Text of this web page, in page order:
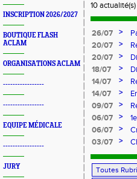
INSCRIPTION 2026/2027
BOUTIQUE FLASH
ACLAM
ORGANISATIONS ACLAM
-----------------
-----------------
EQUIPE MÉDICALE
-----------------
JURY
10
26/07 >
20/07
>
20/07
>
18/07
>
14/07
>
14/07
>
09/07 >
06/07
>
06/07
>
03/07
>